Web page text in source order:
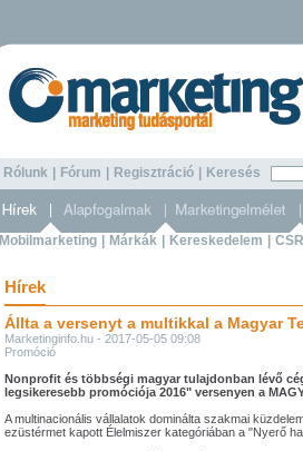
Rólunk Fórum Regisztráció Keresés
Mobilmarketing Márkák Kereskedelem CSR
Hírek
Állta a versenyt a multikkal a Magyar
Marketinginfo.hu - 2017-05-05 09:08
Promóció
Nonprofit és többségi magyar tulajdonban lévő
legsikeresebb promóciója 2016" versenyen a
A multinacionális vállalatok dominálta szakmai
ezüstérmet kapott Élelmiszer kategóriában a "Nyerő